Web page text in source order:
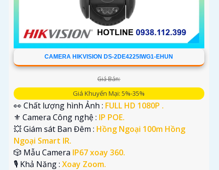
CAMERA HIKVISION DS-2DE4225IWG1-EHUN
Giá Bán:
Giá Khuyến Mại: 5%-35%
👀 Chất lượng hình Ảnh : FULL HD 1080P .
⚜️ Camera Công nghệ : IP POE.
💥 Giám sát Ban Đêm : Hồng Ngoại 100m Hồng
Ngoại Smart IR.
🎲 Mẫu Camera IP67 xoay 360.
️🎙 Khả Năng : Xoay Zoom.